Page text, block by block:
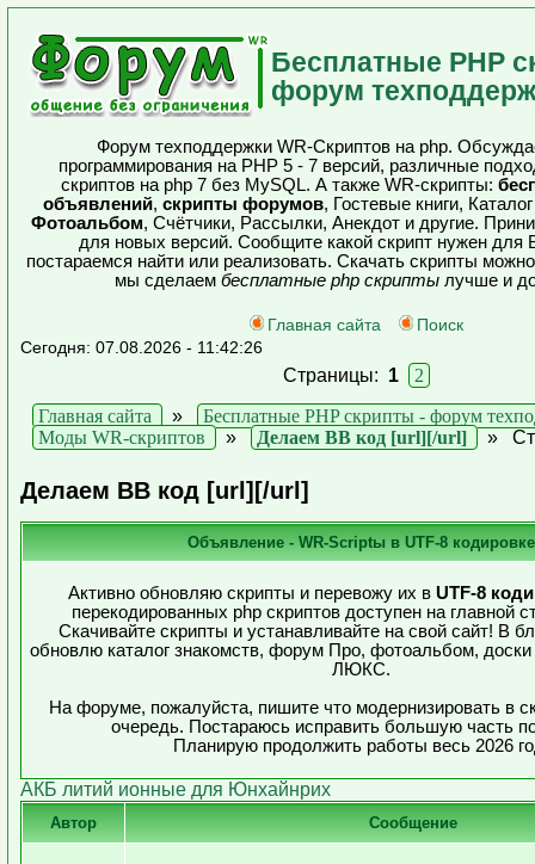
Бесплатные PHP
форум
Форум техподдержки WR-Скриптов на php.
программирования на PHP 5 - 7 версий, различные
скриптов на php 7 без MySQL. А также WR-скрипты:
объявлений, скрипты форумов, Гостевые книги,
Фотоальбом, Счётчики, Рассылки, Анекдот и другие.
для новых версий. Сообщите какой скрипт нужен для
постараемся найти или реализовать. Скачать скрипты
мы сделаем бесплатные php скрипты лучше и
Главная сайта
Поиск
Сегодня: 07.08.2026 - 11:42:26
Страницы: 1
2
Главная сайта
»
Бесплатные PHP скрипты - форум
Моды WR-скриптов
» Делаем ВВ код [url][/url] »
Делаем ВВ код [url][/url]
Объявление - WR-Scriptы в UTF-8 кодировке
Активно обновляю скрипты и перевожу их в UTF-8
перекодированных php скриптов доступен на главной
Скачивайте скрипты и устанавливайте на свой сайт! В
обновлю каталог знакомств, форум Про, фотоальбом,
ЛЮКС.
На форуме, пожалуйста, пишите что модернизировать в
очередь. Постараюсь исправить большую часть
Планирую продолжить работы весь 2026
АКБ литий ионные для Юнхайнрих
Автор Сообщение